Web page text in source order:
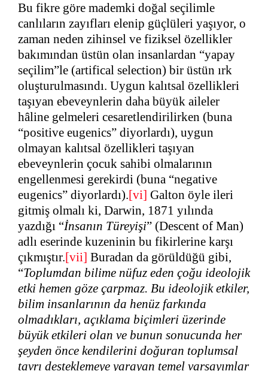
Bu fikre göre mademki doğal seçilimle
canlıların zayıfları elenip güçlüleri yaşıyor, o
zaman neden zihinsel ve fiziksel özellikler
bakımından üstün olan insanlardan “yapay
seçilim”le (artifical selection) bir üstün ırk
oluşturulmasındı. Uygun kalıtsal özellikleri
taşıyan ebeveynlerin daha büyük aileler
hâline gelmeleri cesaretlendirilirken (buna
“positive eugenics” diyorlardı), uygun
olmayan kalıtsal özellikleri taşıyan
ebeveynlerin çocuk sahibi olmalarının
engellenmesi gerekirdi (buna “negative
eugenics” diyorlardı).[vi] Galton öyle ileri
gitmiş olmalı ki, Darwin, 1871 yılında
yazdığı “İnsanın Türeyişi” (Descent of Man)
adlı eserinde kuzeninin bu fikirlerine karşı
çıkmıştır.[vii] Buradan da görüldüğü gibi,
“Toplumdan bilime nüfuz eden çoğu ideolojik
etki hemen göze çarpmaz. Bu ideolojik etkiler,
bilim insanlarının da henüz farkında
olmadıkları, açıklama biçimleri üzerinde
büyük etkileri olan ve bunun sonucunda her
şeyden önce kendilerini doğuran toplumsal
tavrı desteklemeye yarayan temel varsayımlar